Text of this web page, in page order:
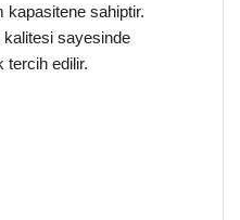
kapasitene sahiptir.
kalitesi sayesinde
tercih edilir.